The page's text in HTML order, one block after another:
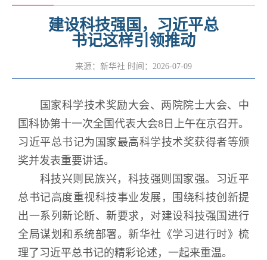
建设科技强国，习近平总
书记这样引领推动
来源：新华社 时间：2026-07-09
国家科学技术奖励大会、两院院士大会、中
国科协第十一次全国代表大会8日上午在京召开。
习近平总书记为国家最高科学技术奖获得者等颁
奖并发表重要讲话。
科技兴则民族兴，科技强则国家强。习近平
总书记高度重视科技事业发展，围绕科技创新提
出一系列新论断、新要求，对建设科技强国进行
全局谋划和系统部署。新华社《学习进行时》梳
理了习近平总书记的精彩论述，一起来重温。